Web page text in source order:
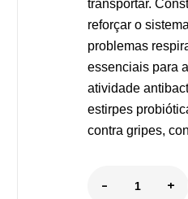
transportar.
reforçar o
problemas
essenciais para
atividade
estirpes
contra gripes,
- +